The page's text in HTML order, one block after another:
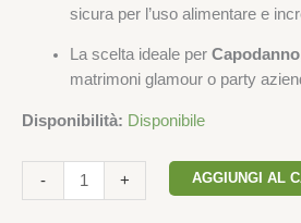
sicura per l’uso alimentare e
La scelta ideale per Capodanno
matrimoni glamour o party
Disponibilità: Disponibile
- + AGGIUNGI AL